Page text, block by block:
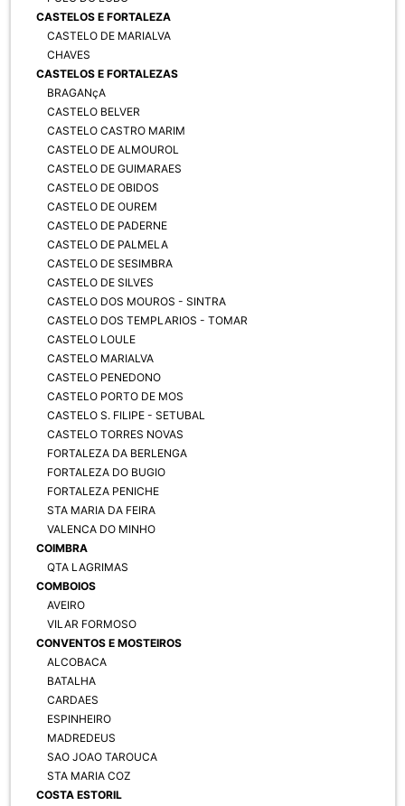
CASTELOS E FORTALEZA
CASTELO DE MARIALVA
CHAVES
CASTELOS E FORTALEZAS
BRAGANçA
CASTELO BELVER
CASTELO CASTRO MARIM
CASTELO DE ALMOUROL
CASTELO DE GUIMARAES
CASTELO DE OBIDOS
CASTELO DE OUREM
CASTELO DE PADERNE
CASTELO DE PALMELA
CASTELO DE SESIMBRA
CASTELO DE SILVES
CASTELO DOS MOUROS - SINTRA
CASTELO DOS TEMPLARIOS - TOMAR
CASTELO LOULE
CASTELO MARIALVA
CASTELO PENEDONO
CASTELO PORTO DE MOS
CASTELO S. FILIPE - SETUBAL
CASTELO TORRES NOVAS
FORTALEZA DA BERLENGA
FORTALEZA DO BUGIO
FORTALEZA PENICHE
STA MARIA DA FEIRA
VALENCA DO MINHO
COIMBRA
QTA LAGRIMAS
COMBOIOS
AVEIRO
VILAR FORMOSO
CONVENTOS E MOSTEIROS
ALCOBACA
BATALHA
CARDAES
ESPINHEIRO
MADREDEUS
SAO JOAO TAROUCA
STA MARIA COZ
COSTA ESTORIL